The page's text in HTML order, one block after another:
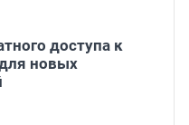
доступа к
новых